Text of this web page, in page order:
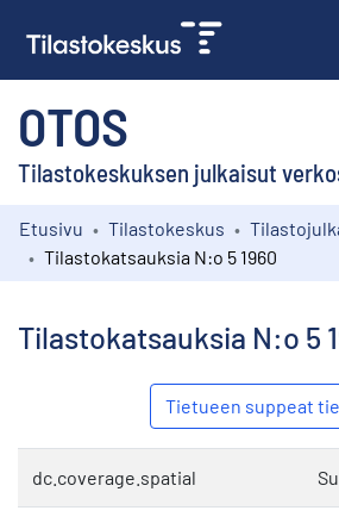
OTOS
Tilastokeskuksen julkaisut
Kokoelmat
Etusivu Tilastokeskus
Tilastokatsauksia N:o 5 1960
Tilastokatsauksia N:o 5
Tietueen suppeat
dc.coverage.spatial